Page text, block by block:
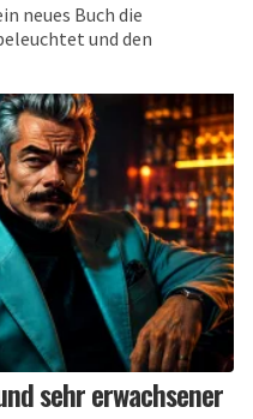
neues Buch die
und den
sehr erwachsener